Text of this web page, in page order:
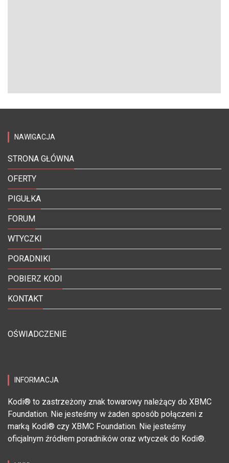
NAWIGACJA
STRONA GŁÓWNA
OFERTY
PIGUŁKA
FORUM
WTYCZKI
PORADNIKI
POBIERZ KODI
KONTAKT
OŚWIADCZENIE
INFORMACJA
Kodi® to zastrzeżony znak towarowy należący do XBMC
Foundation. Nie jesteśmy w żaden sposób połączeni z
marką Kodi® czy XBMC Foundation. Nie jesteśmy
oficjalnym źródłem poradników oraz wtyczek do Kodi®.